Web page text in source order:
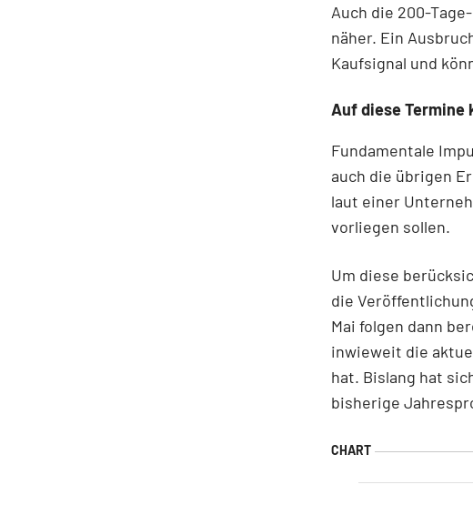
Auch die 200-
näher. Ein
Kaufsignal und
Auf diese Termine
Fundamentale
auch die übrigen
laut einer
vorliegen sollen.
Um diese
die
Mai folgen dann
inwieweit die
hat. Bislang hat
bisherige